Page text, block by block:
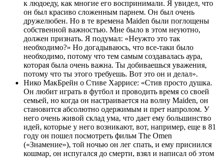
к людоеду, как многие его воспринимали. Я увидел, что
он был красиво сложенным парнем. Он был очень
дружелюбен. Но в те времена Maiden были поглощены
собственной важностью. Мне было в этом неуютно,
должен признать. Я подумал: «Неужто это так
необходимо?» Но догадываюсь, что все-таки было
необходимо, потому что тем самым создавалась аура,
которая была очень важна. Ты добиваешься уважения,
потому что ты этого требуешь. Вот это он и делал».
Нико МакБрейн о Стиве Харрисе: «Стив просто душка.
Он любит играть в футбол и проводить время со своей
семьей, но когда он настраивается на волну Maiden, он
становится абсолютно одержимым и прет напролом. У
него очень живой склад ума, что дает ему большинство
идей, которые у него возникают, вот, например, еще в 81
году он пошел посмотреть фильм The Omen
(«Знамение»), той ночью он лег спать, и ему приснился
кошмар, он испугался до смерти, взял и написал об этом